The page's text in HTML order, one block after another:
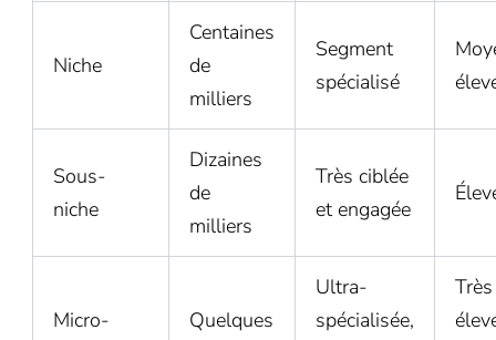
Niche
Centaines
de
milliers
Segment
spécialisé
Sous-
niche
Dizaines
de
milliers
Très ciblée
et engagée
Micro-
Quelques
Ultra-
spécialisée,
Très